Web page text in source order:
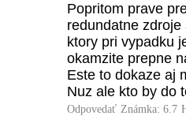
Popritom prave
redundatne
ktory pri vypadku
okamzite prepne
Este to dokaze aj
Nuz ale kto by do
Odpovedať Známka: 6.7